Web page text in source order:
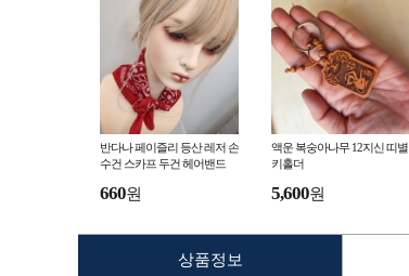
반다나 페이즐리 등산 레저 손
수건 스카프 두건 헤어밴드
660원
액운 복숭아나무 12지신 띠별
키홀더
5,600원
상품정보